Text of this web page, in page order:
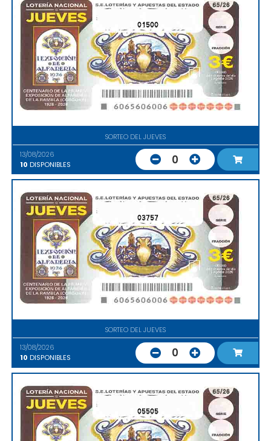
01500
SORTEO DEL JUEVES
13/08/2026
10 DISPONIBLES 0
03757
SORTEO DEL JUEVES
13/08/2026
10 DISPONIBLES 0
05505